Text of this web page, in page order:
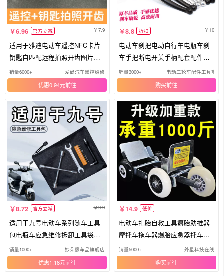
6.96 官方立减 7.9
适用于雅迪电动车遥控NFC卡片
钥匙自匹配远程拍照开齿图片配
钥匙
销量6000+ 爱尚汽车遥控维修
优惠0.94元
8.8 折扣 10
电动车刹把电动自行车电瓶车刹
车手把断电开关手柄配套配件前
刹车
销量3000+ 电动三轮车配件工具商店
购买
8.72 官方立减 9.9
适用于九号电动车系列随车工具
包电瓶车应急维修拆卸工具袋配
件
销量1000+ 妙朵熊车品旗舰店
优惠1.18元
14.9 低价
电动车扎胎自救工具瘪胎助推器
摩托车拖车器爆胎应急器托车神
器
销量5000+ 外星科技在线
购买